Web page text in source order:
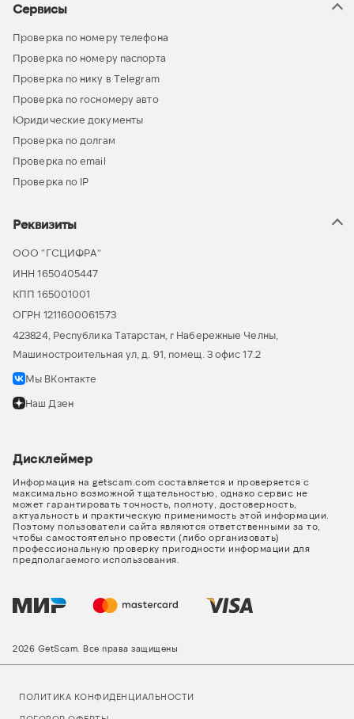
Сервисы
Проверка по номеру телефона
Проверка по номеру паспорта
Проверка по нику в Telegram
Проверка по госномеру авто
Юридические документы
Проверка по долгам
Проверка по email
Проверка по IP
Реквизиты
ООО “ГСЦИФРА”
ИНН 1650405447
КПП 165001001
ОГРН 1211600061573
423824, Республика Татарстан, г Набережные Челны,
Машиностроительная ул, д. 91, помещ. 3 офис 17.2
Мы ВКонтакте
Наш Дзен
Дисклеймер
Информация на getscam.com составляется и проверяется с
максимально возможной тщательностью, однако сервис не
может гарантировать точность, полноту, достоверность,
актуальность и практическую применимость этой информации.
Поэтому пользователи сайта являются ответственными за то,
чтобы самостоятельно провести (либо организовать)
профессиональную проверку пригодности информации для
предполагаемого использования.
2026 GetScam. Все права защищены
ПОЛИТИКА КОНФИДЕНЦИАЛЬНОСТИ